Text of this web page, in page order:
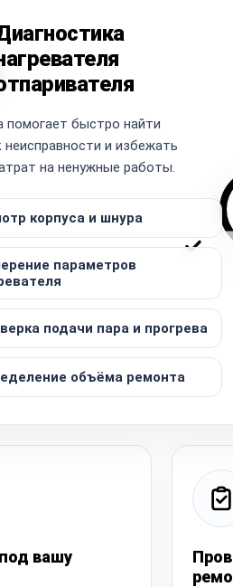
помогает быстро найти
неисправности и избежать
на ненужные работы.
корпуса и шнура
параметров
подачи пара и прогрева
объёма ремонта
вашу